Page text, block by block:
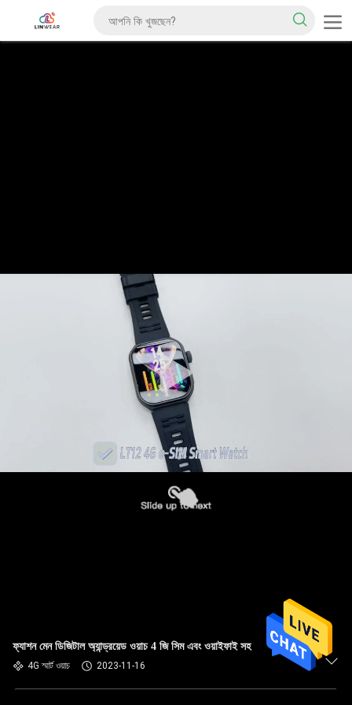
ফ্যাশন মেন ডিজিটাল অ্যান্ড্রয়েড ওয়াচ 4 জি সিম এবং ওয়াইফাই সহ
4G স্মার্ট ওয়াচ 2023-11-16